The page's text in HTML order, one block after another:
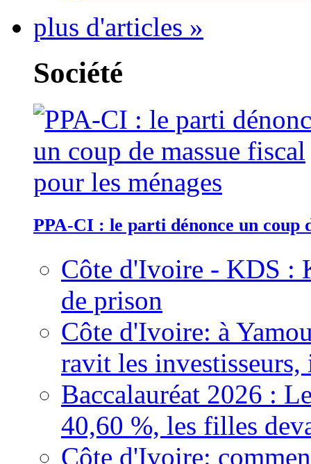
plus d'articles »
Société
PPA-CI : le parti dénonce un coup
Côte d'Ivoire - KDS :
de prison
Côte d'Ivoire: à
ravit les
Baccalauréat 2026 :
40,60 %, les filles
Côte d'Ivoire: